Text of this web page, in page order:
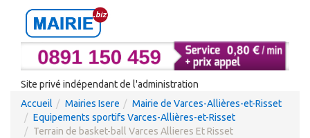
Site privé indépendant de l'administration
Accueil
Mairies Isere
Mairie de Varces-Allières-et-Risset
Equipements sportifs Varces-Allières-et-Risset
Terrain de basket-ball Varces Allieres Et Risset